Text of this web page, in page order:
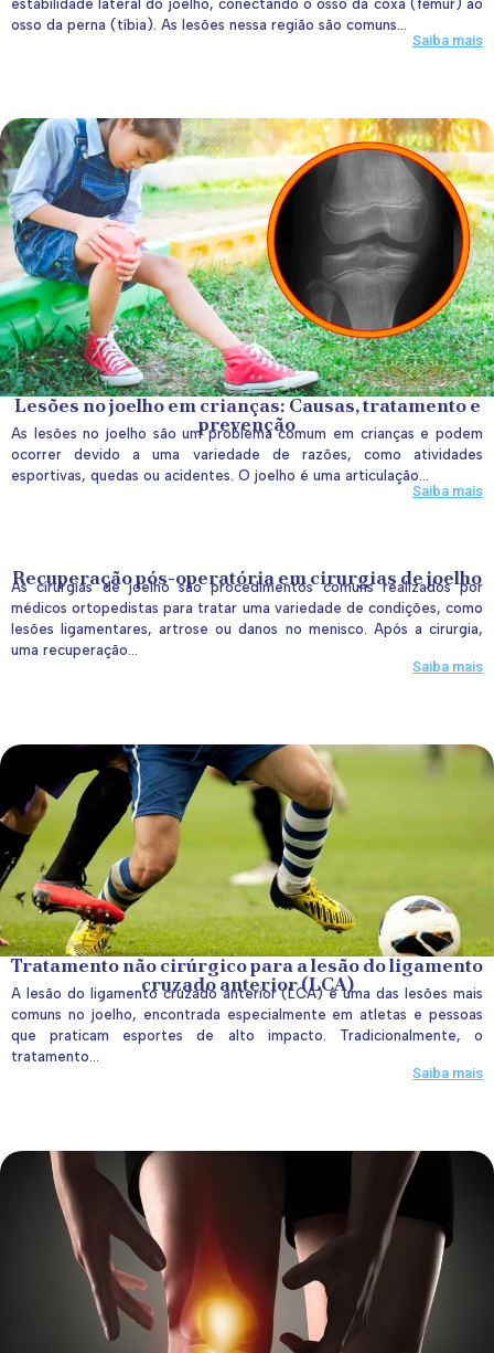
estabilidade lateral do joelho, conectando o osso da coxa (fêmur) ao
osso da perna (tíbia). As lesões nessa região são comuns...
Saiba mais
Lesões no joelho em crianças: Causas, tratamento e
prevenção
As lesões no joelho são um problema comum em crianças e podem
ocorrer devido a uma variedade de razões, como atividades
esportivas, quedas ou acidentes. O joelho é uma articulação...
Saiba mais
Recuperação pós-operatória em cirurgias de joelho
As cirurgias de joelho são procedimentos comuns realizados por
médicos ortopedistas para tratar uma variedade de condições, como
lesões ligamentares, artrose ou danos no menisco. Após a cirurgia,
uma recuperação...
Saiba mais
Tratamento não cirúrgico para a lesão do ligamento
cruzado anterior (LCA)
A lesão do ligamento cruzado anterior (LCA) é uma das lesões mais
comuns no joelho, encontrada especialmente em atletas e pessoas
que praticam esportes de alto impacto. Tradicionalmente, o
tratamento...
Saiba mais